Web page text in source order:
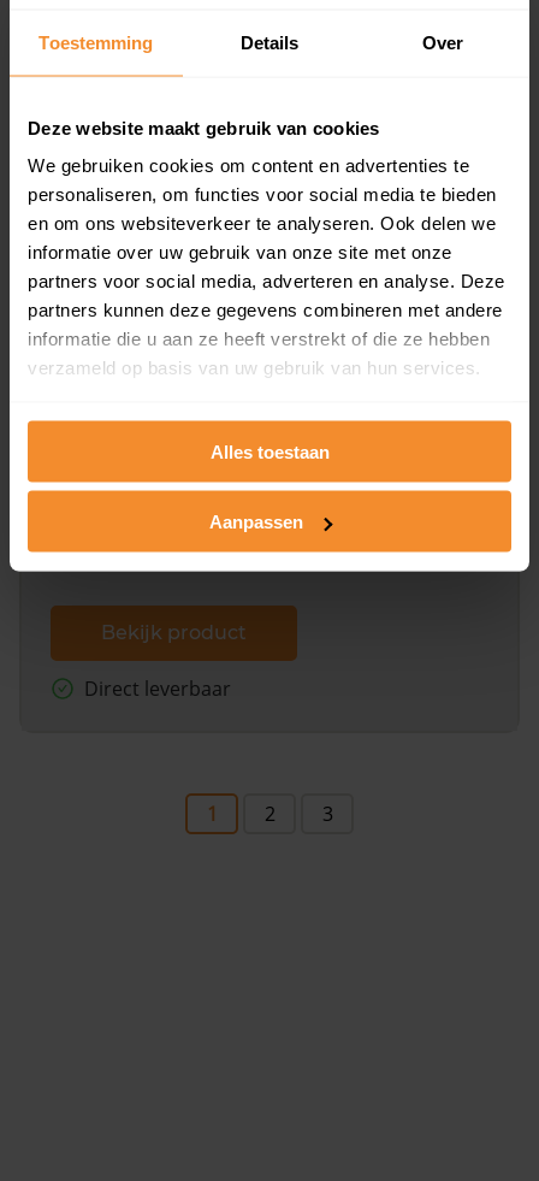
Toestemming Details Over
Deze website maakt gebruik van cookies
We gebruiken cookies om content en advertenties te
personaliseren, om functies voor social media te bieden
en om ons websiteverkeer te analyseren. Ook delen we
informatie over uw gebruik van onze site met onze
partners voor social media, adverteren en analyse. Deze
partners kunnen deze gegevens combineren met andere
informatie die u aan ze heeft verstrekt of die ze hebben
verzameld op basis van uw gebruik van hun services.
Alles toestaan
Aanpassen
en koopdatum) binnen een postcodegebied. Dit
inclusief een jaar lang gratis updates van nieuwe
Bekijk product
Direct leverbaar
Kadastrale kaart pakket
Alleen globale ligging perceel
omliggende percelen met de kadastrale erfgrenzen,
dit inclusief de luchtfoto!
Bekijk product
Direct leverbaar
1 2 3